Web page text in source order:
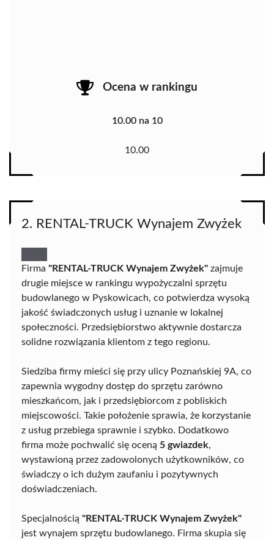
Ocena w rankingu
10.00 na 10
10.00
2. RENTAL-TRUCK Wynajem Zwyżek
Firma "RENTAL-TRUCK Wynajem Zwyżek" zajmuje
drugie miejsce w rankingu wypożyczalni sprzętu
budowlanego w Pyskowicach, co potwierdza wysoką
jakość świadczonych usług i uznanie w lokalnej
społeczności. Przedsiębiorstwo aktywnie dostarcza
solidne rozwiązania klientom z tego regionu.
Siedziba firmy mieści się przy ulicy Poznańskiej 9A, co
zapewnia wygodny dostęp do sprzętu zarówno
mieszkańcom, jak i przedsiębiorcom z pobliskich
miejscowości. Takie położenie sprawia, że korzystanie
z usług przebiega sprawnie i szybko. Dodatkowo
firma może pochwalić się oceną 5 gwiazdek,
wystawioną przez zadowolonych użytkowników, co
świadczy o ich dużym zaufaniu i pozytywnych
doświadczeniach.
Specjalnością "RENTAL-TRUCK Wynajem Zwyżek"
jest wynajem sprzętu budowlanego. Firma skupia się